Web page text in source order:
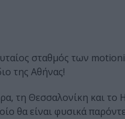
σταθμός των
της Αθήνας!
τη Θεσσαλονίκη και
θα είναι φυσικά